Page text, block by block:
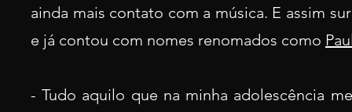
ainda mais contato com a música. E assim
e já contou com nomes renomados como
- Tudo aquilo que na minha adolescência